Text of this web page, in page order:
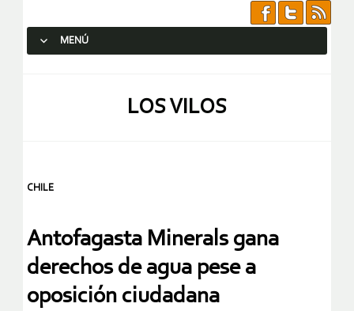
MENÚ
LOS VILOS
CHILE
Antofagasta Minerals gana
derechos de agua pese a
oposición ciudadana